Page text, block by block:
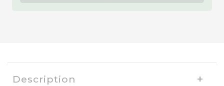
Description